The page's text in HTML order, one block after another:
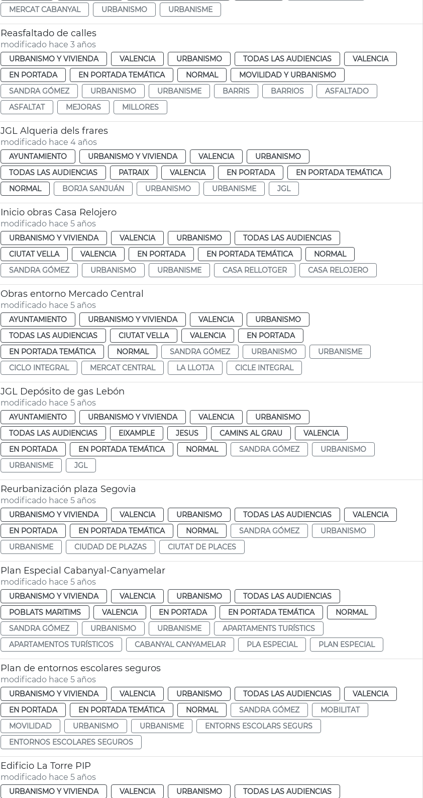
MERCAT CABANYAL
URBANISMO URBANISME
Reasfaltado de calles
modificado hace 3 años
URBANISMO Y VIVIENDA VALENCIA URBANISMO TODAS LAS AUDIENCIAS
VALENCIA
EN PORTADA
EN PORTADA TEMÁTICA NORMAL
MOVILIDAD Y URBANISMO
SANDRA GÓMEZ
URBANISMO URBANISME BARRIS BARRIOS
ASFALTADO
ASFALTAT
MEJORAS MILLORES
JGL Alqueria dels frares
modificado hace 4 años
AYUNTAMIENTO URBANISMO Y VIVIENDA VALENCIA
URBANISMO
TODAS LAS AUDIENCIAS
PATRAIX VALENCIA EN PORTADA
EN PORTADA TEMÁTICA
NORMAL
BORJA SANJUÁN URBANISMO URBANISME JGL
Inicio obras Casa Relojero
modificado hace 5 años
URBANISMO Y VIVIENDA VALENCIA URBANISMO
TODAS LAS AUDIENCIAS
CIUTAT VELLA
VALENCIA EN PORTADA EN PORTADA TEMÁTICA
NORMAL
SANDRA GÓMEZ
URBANISMO URBANISME CASA RELLOTGER CASA RELOJERO
Obras entorno Mercado Central
modificado hace 5 años
AYUNTAMIENTO URBANISMO Y VIVIENDA VALENCIA
URBANISMO
TODAS LAS AUDIENCIAS
CIUTAT VELLA VALENCIA
EN PORTADA
EN PORTADA TEMÁTICA
NORMAL SANDRA GÓMEZ URBANISMO
URBANISME
CICLO INTEGRAL
MERCAT CENTRAL LA LLOTJA CICLE INTEGRAL
JGL Depósito de gas Lebón
modificado hace 5 años
AYUNTAMIENTO URBANISMO Y VIVIENDA VALENCIA
URBANISMO
TODAS LAS AUDIENCIAS
EIXAMPLE JESUS CAMINS AL GRAU
VALENCIA
EN PORTADA
EN PORTADA TEMÁTICA NORMAL SANDRA GÓMEZ
URBANISMO
URBANISME
JGL
Reurbanización plaza Segovia
modificado hace 5 años
URBANISMO Y VIVIENDA VALENCIA URBANISMO TODAS LAS AUDIENCIAS
VALENCIA
EN PORTADA
EN PORTADA TEMÁTICA NORMAL SANDRA GÓMEZ
URBANISMO
URBANISME
CIUDAD DE PLAZAS CIUTAT DE PLACES
Plan Especial Cabanyal-Canyamelar
modificado hace 5 años
URBANISMO Y VIVIENDA VALENCIA URBANISMO
TODAS LAS AUDIENCIAS
POBLATS MARITIMS
VALENCIA EN PORTADA EN PORTADA TEMÁTICA
NORMAL
SANDRA GÓMEZ
URBANISMO URBANISME
APARTAMENTS TURÍSTICS
APARTAMENTOS TURÍSTICOS
CABANYAL CANYAMELAR PLA ESPECIAL PLAN ESPECIAL
Plan de entornos escolares seguros
modificado hace 5 años
URBANISMO Y VIVIENDA VALENCIA URBANISMO TODAS LAS AUDIENCIAS
VALENCIA
EN PORTADA
EN PORTADA TEMÁTICA NORMAL SANDRA GÓMEZ
MOBILITAT
MOVILIDAD
URBANISMO URBANISME
ENTORNS ESCOLARS SEGURS
ENTORNOS ESCOLARES SEGUROS
Edificio La Torre PIP
modificado hace 5 años
URBANISMO Y VIVIENDA VALENCIA URBANISMO TODAS LAS AUDIENCIAS